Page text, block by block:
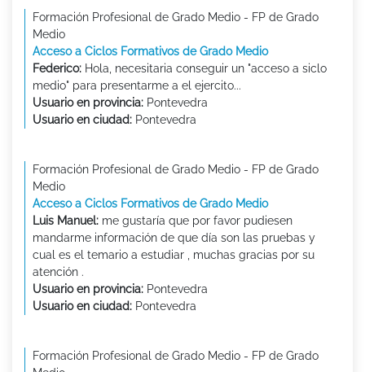
Formación Profesional de Grado Medio - FP de Grado
Medio
Acceso a Ciclos Formativos de Grado Medio
Federico: Hola, necesitaria conseguir un "acceso a siclo
medio" para presentarme a el ejercito...
Usuario en provincia: Pontevedra
Usuario en ciudad: Pontevedra
Formación Profesional de Grado Medio - FP de Grado
Medio
Acceso a Ciclos Formativos de Grado Medio
Luis Manuel: me gustaría que por favor pudiesen
mandarme información de que día son las pruebas y
cual es el temario a estudiar , muchas gracias por su
atención .
Usuario en provincia: Pontevedra
Usuario en ciudad: Pontevedra
Formación Profesional de Grado Medio - FP de Grado